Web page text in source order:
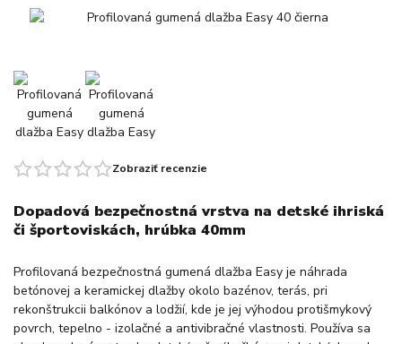
Zobraziť recenzie
Dopadová bezpečnostná vrstva na detské ihriská
či športoviskách, hrúbka 40mm
Profilovaná bezpečnostná gumená dlažba Easy je náhrada
betónovej a keramickej dlažby okolo bazénov, terás, pri
rekonštrukcii balkónov a lodžií, kde je jej výhodou protišmykový
povrch, tepelno - izolačné a antivibračné vlastnosti. Používa sa